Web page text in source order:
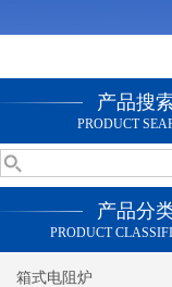
产品搜
PRODUCT
产品分
PRODUCT
箱式电阻炉